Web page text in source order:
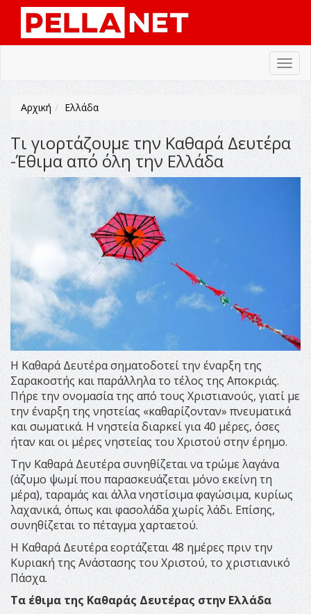
Αρχική Ελλάδα
Τι γιορτάζουμε την Καθαρά Δευτέρα
-Έθιμα από όλη την Ελλάδα
Η Καθαρά Δευτέρα σηματοδοτεί την έναρξη της
Σαρακοστής και παράλληλα το τέλος της Αποκριάς.
Πήρε την ονομασία της από τους Χριστιανούς, γιατί με
την έναρξη της νηστείας «καθαρίζονταν» πνευματικά
και σωματικά. Η νηστεία διαρκεί για 40 μέρες, όσες
ήταν και οι μέρες νηστείας του Χριστού στην έρημο.
Την Καθαρά Δευτέρα συνηθίζεται να τρώμε λαγάνα
(άζυμο ψωμί που παρασκευάζεται μόνο εκείνη τη
μέρα), ταραμάς και άλλα νηστίσιμα φαγώσιμα, κυρίως
λαχανικά, όπως και φασολάδα χωρίς λάδι. Επίσης,
συνηθίζεται το πέταγμα χαρταετού.
Η Καθαρά Δευτέρα εορτάζεται 48 ημέρες πριν την
Κυριακή της Ανάστασης του Χριστού, το χριστιανικό
Πάσχα.
Τα έθιμα της Καθαράς Δευτέρας στην Ελλάδα